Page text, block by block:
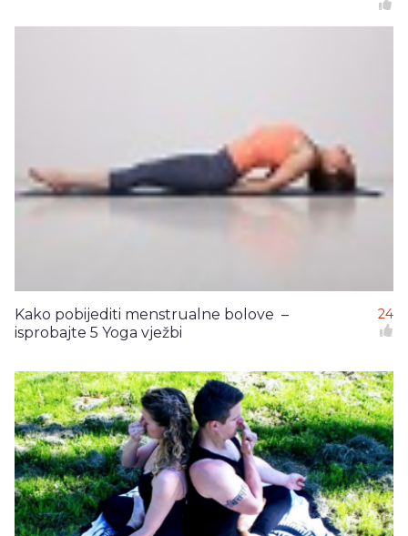
Kako pobijediti menstrualne bolove –
isprobajte 5 Yoga vježbi
24